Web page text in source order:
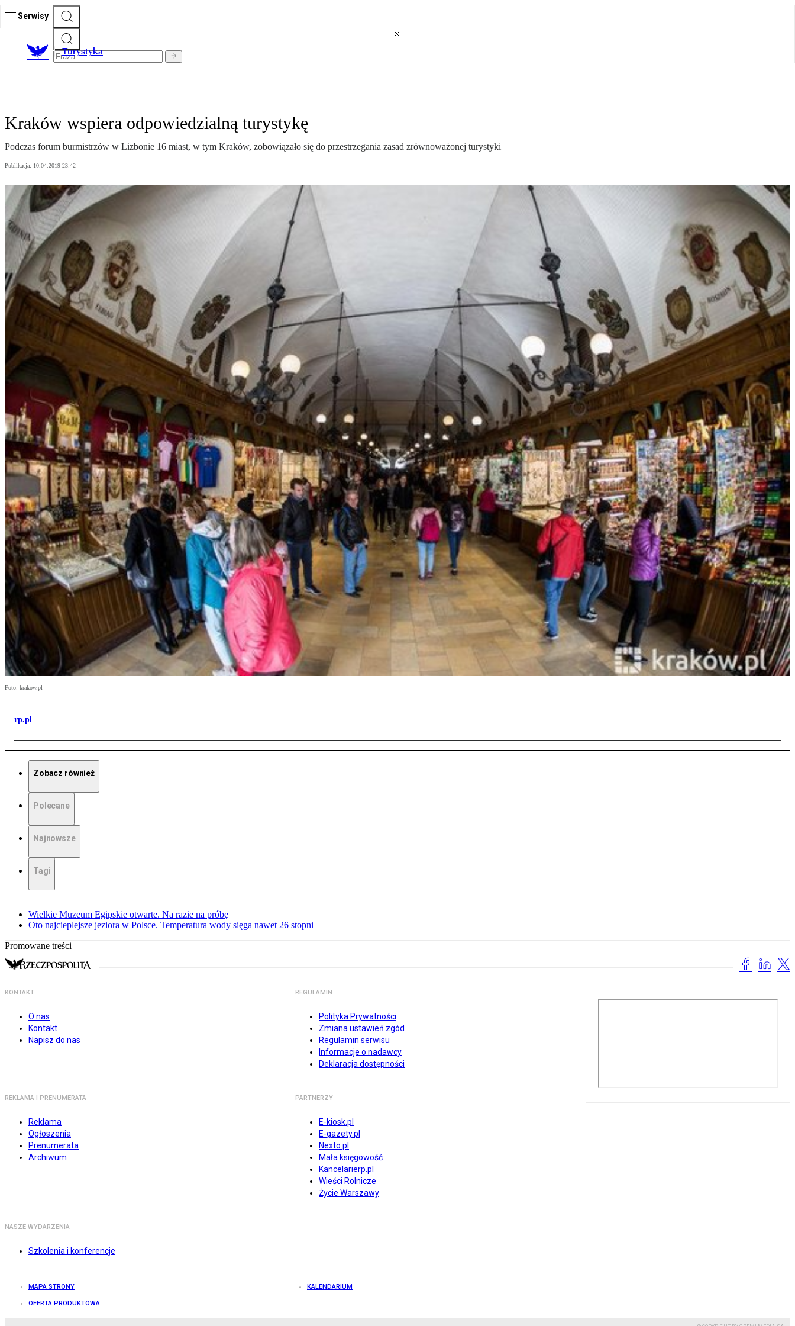
Serwisy
Turystyka
Kraków wspiera odpowiedzialną turystykę
Podczas forum burmistrzów w Lizbonie 16 miast, w tym Kraków, zobowiązało się do przestrzegania zasad zrównoważonej turystyki
Publikacja: 10.04.2019 23:42
Foto: krakow.pl
rp.pl
Zobacz również
Polecane
Najnowsze
Tagi
Wielkie Muzeum Egipskie otwarte. Na razie na próbę
Oto najcieplejsze jeziora w Polsce. Temperatura wody sięga nawet 26 stopni
Promowane treści
KONTAKT
O nas
Kontakt
Napisz do nas
REGULAMIN
Polityka Prywatności
Zmiana ustawień zgód
Regulamin serwisu
Informacje o nadawcy
Deklaracja dostępności
REKLAMA I PRENUMERATA
Reklama
Ogłoszenia
Prenumerata
Archiwum
PARTNERZY
E-kiosk.pl
E-gazety.pl
Nexto.pl
Mała księgowość
Kancelarierp.pl
Wieści Rolnicze
Życie Warszawy
NASZE WYDARZENIA
Szkolenia i konferencje
MAPA STRONY KALENDARIUM
OFERTA PRODUKTOWA